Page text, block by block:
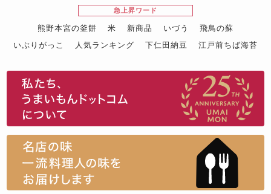
急上昇ワード
熊野本宮の釜餅 米 新商品 いづう
飛鳥の蘇
いぶりがっこ
人気ランキング 下仁田納豆
江戸前ちば海苔